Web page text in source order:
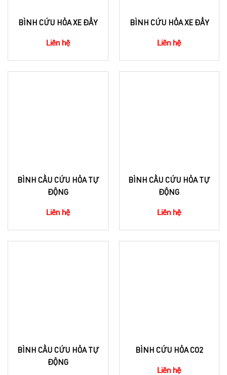
BÌNH CỨU HỎA XE ĐẨY
Liên hệ
BÌNH CỨU HỎA XE ĐẨY
Liên hệ
BÌNH CẦU CỨU HỎA TỰ
ĐỘNG
Liên hệ
BÌNH CẦU CỨU HỎA TỰ
ĐỘNG
Liên hệ
BÌNH CẦU CỨU HỎA TỰ
ĐỘNG
BÌNH CỨU HỎA CO2
Liên hệ